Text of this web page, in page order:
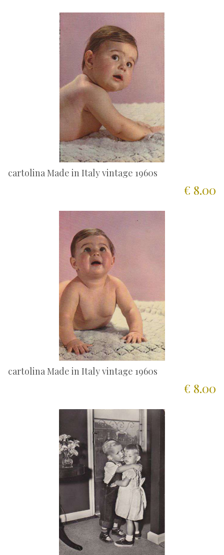
cartolina Made in Italy vintage 1960s
€ 8.00
cartolina Made in Italy vintage 1960s
€ 8.00